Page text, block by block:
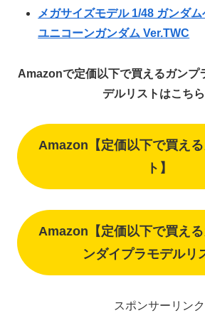
メガサイズモデル 1/48 ガンダ
ユニコーンガンダム Ver.TWC
Amazonで定価以下で買えるガンプ
デルリストはこち
Amazon【定価以下で買え
ト】
Amazon【定価以下で買え
ンダイプラモデルリ
スポンサーリンク